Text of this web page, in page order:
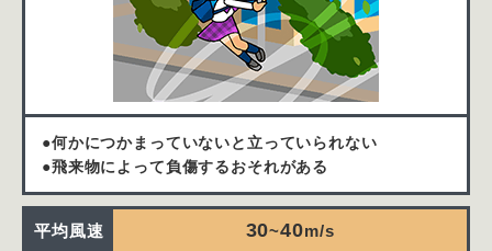
●何かにつかまっていないと立っていられない
●飛来物によって負傷するおそれがある
平均風速 30~40m/s